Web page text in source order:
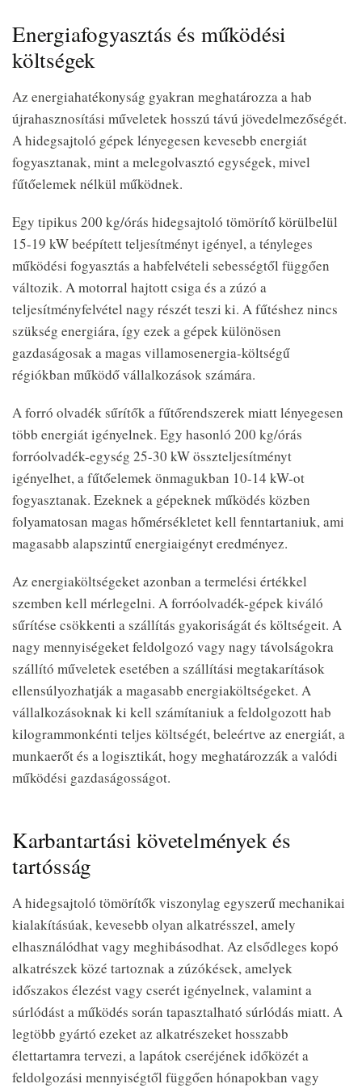
Energiafogyasztás és működési
költségek
Az energiahatékonyság gyakran meghatározza a hab
újrahasznosítási műveletek hosszú távú jövedelmezőségét.
A hidegsajtoló gépek lényegesen kevesebb energiát
fogyasztanak, mint a melegolvasztó egységek, mivel
fűtőelemek nélkül működnek.
Egy tipikus 200 kg/órás hidegsajtoló tömörítő körülbelül
15-19 kW beépített teljesítményt igényel, a tényleges
működési fogyasztás a habfelvételi sebességtől függően
változik. A motorral hajtott csiga és a zúzó a
teljesítményfelvétel nagy részét teszi ki. A fűtéshez nincs
szükség energiára, így ezek a gépek különösen
gazdaságosak a magas villamosenergia-költségű
régiókban működő vállalkozások számára.
A forró olvadék sűrítők a fűtőrendszerek miatt lényegesen
több energiát igényelnek. Egy hasonló 200 kg/órás
forróolvadék-egység 25-30 kW összteljesítményt
igényelhet, a fűtőelemek önmagukban 10-14 kW-ot
fogyasztanak. Ezeknek a gépeknek működés közben
folyamatosan magas hőmérsékletet kell fenntartaniuk, ami
magasabb alapszintű energiaigényt eredményez.
Az energiaköltségeket azonban a termelési értékkel
szemben kell mérlegelni. A forróolvadék-gépek kiváló
sűrítése csökkenti a szállítás gyakoriságát és költségeit. A
nagy mennyiségeket feldolgozó vagy nagy távolságokra
szállító műveletek esetében a szállítási megtakarítások
ellensúlyozhatják a magasabb energiaköltségeket. A
vállalkozásoknak ki kell számítaniuk a feldolgozott hab
kilogrammonkénti teljes költségét, beleértve az energiát, a
munkaerőt és a logisztikát, hogy meghatározzák a valódi
működési gazdaságosságot.
Karbantartási követelmények és
tartósság
A hidegsajtoló tömörítők viszonylag egyszerű mechanikai
kialakításúak, kevesebb olyan alkatrésszel, amely
elhasználódhat vagy meghibásodhat. Az elsődleges kopó
alkatrészek közé tartoznak a zúzókések, amelyek
időszakos élezést vagy cserét igényelnek, valamint a
súrlódást a működés során tapasztalható súrlódás miatt. A
legtöbb gyártó ezeket az alkatrészeket hosszabb
élettartamra tervezi, a lapátok cseréjének időközét a
feldolgozási mennyiségtől függően hónapokban vagy